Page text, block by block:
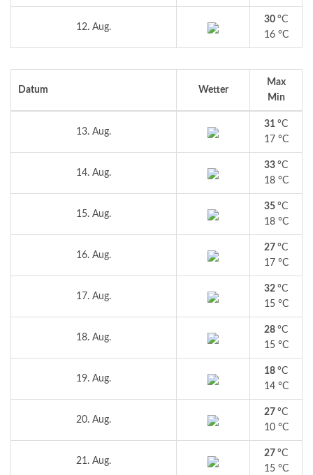
12. Aug.
30 °C
16 °C
Datum Wetter
Max
Min
13. Aug.
31 °C
17 °C
14. Aug.
33 °C
18 °C
15. Aug.
35 °C
18 °C
16. Aug.
27 °C
17 °C
17. Aug.
32 °C
15 °C
18. Aug.
28 °C
15 °C
19. Aug.
18 °C
14 °C
20. Aug.
27 °C
10 °C
21. Aug.
27 °C
15 °C